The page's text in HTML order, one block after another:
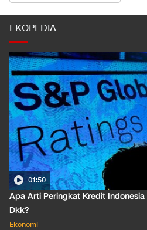
EKOPEDIA
01:50
Apa Arti Peringkat Kredit Indonesia
Dkk?
Ekonomi